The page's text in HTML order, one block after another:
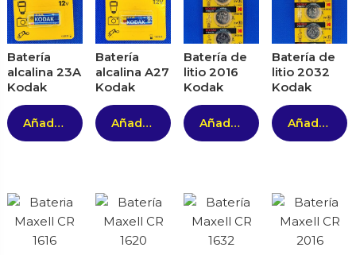
Batería
alcalina 23A
Kodak
Añadir al carrito
Batería
alcalina A27
Kodak
Añadir al carrito
Batería de
litio 2016
Kodak
Añadir al carrito
Batería de
litio 2032
Kodak
Añadir al carrito